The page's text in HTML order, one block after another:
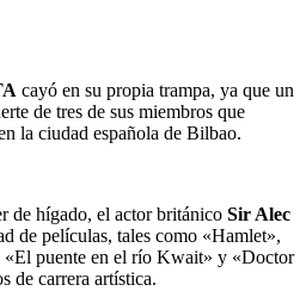
cayó en su propia trampa, ya que un
de tres de sus miembros que
la ciudad española de Bilbao.
de hígado, el actor británico Sir Alec
de películas, tales como «Hamlet»,
«El puente en el río Kwait» y «Doctor
de carrera artística.